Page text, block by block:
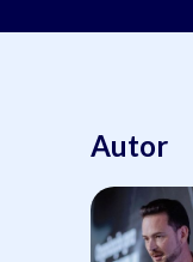
Autor